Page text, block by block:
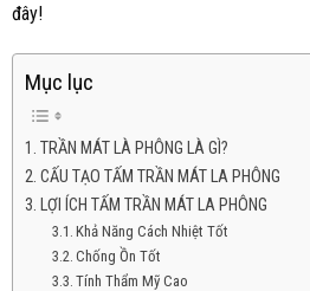
đây!
Mục lục
TRẦN MÁT LÀ PHÔNG LÀ GÌ?
CẤU TẠO TẤM TRẦN MÁT LA PHÔNG
LỢI ÍCH TẤM TRẦN MÁT LA PHÔNG
Khả Năng Cách Nhiệt Tốt
Chống Ồn Tốt
Tính Thẩm Mỹ Cao